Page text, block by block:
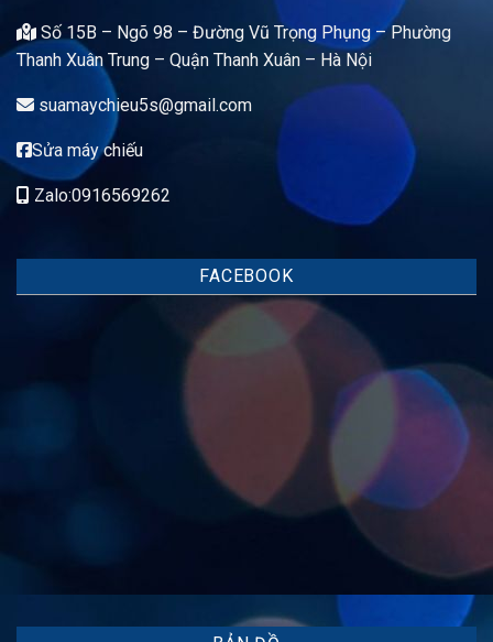
Số 15B – Ngõ 98 – Đường Vũ Trọng Phụng – Phường
Thanh Xuân Trung – Quận Thanh Xuân – Hà Nội
suamaychieu5s@gmail.com
Sửa máy chiếu
Zalo:0916569262
FACEBOOK